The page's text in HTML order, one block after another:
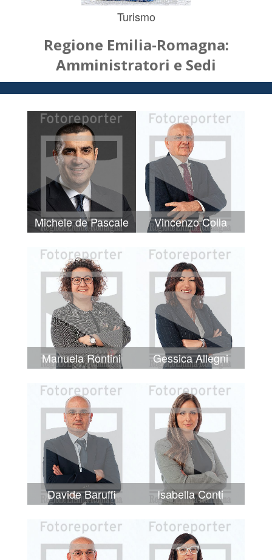
Turismo
Regione Emilia-Romagna:
Amministratori e Sedi
Michele de Pascale Vincenzo Colla
Manuela Rontini Gessica Allegni
Davide Baruffi Isabella Conti